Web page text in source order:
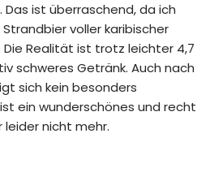
ist überraschend, da ich
voller karibischer
Realität ist trotz leichter 4,7
schweres Getränk. Auch nach
sich kein besonders
ein wunderschönes und recht
nicht mehr.